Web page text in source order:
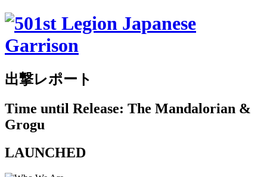
出撃レポート
Time until Release: The Mandalorian &
Grogu
LAUNCHED